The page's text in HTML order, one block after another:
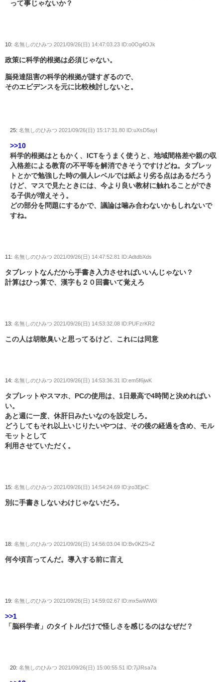
って事じゃないか？
10: 名無しのひみつ 2021/09/26(日) 14:47:03.23 ID:o0Og4OJk
政策に科学的根拠は必須じゃない。
脳発達阻害の科学的根拠が謎すぎるので、
そのエビデンスを元に比較検討しないと。
25: 名無しのひみつ 2021/09/26(日) 15:17:31.80 ID:uXsD5ayI
>>10
科学的根拠はともかく、ICTをうまく使うと、地域間格差や親の収
入格差による教育の不平等を解消できそうですけどね。タブレッ
トとかで勉強した時の個人レベルでは紙より劣る点はあるだろう
けど、マスで見たときには、今より良い教材に触れることができ
る子供が増えそう。
どの部分を問題にするかで、議論は噛み合わないかもしれないで
すね。
11: 名無しのひみつ 2021/09/26(日) 14:47:52.81 ID:AdtdbXds
タブレットなんだから手書き入力させればいいんじゃない？
計算はひっ算で、漢字も２０回書いて覚えろ
13: 名無しのひみつ 2021/09/26(日) 14:53:32.08 ID:PUFzrKR2
この人は胡散臭いと思ってるけど、これには同意
14: 名無しのひみつ 2021/09/26(日) 14:53:36.31 ID:em5f6jwK
タブレットやスマホ、PCの使用は、1日最高で4時間と決めればい
い。
あと週に一度、休肝日みたいなのを設定しろ。
どうしてもそれ以上いじりたいやつは、その後の経過を含め、モル
モットとして
利用させていただく。
15: 名無しのひみつ 2021/09/26(日) 14:54:24.69 ID:jro3EjeC
別に手書きしないわけじゃないだろ。
18: 名無しのひみつ 2021/09/26(日) 14:56:03.04 ID:Bv0KZS+Z
何今頃言ってんだ。導入する前に言え
19: 名無しのひみつ 2021/09/26(日) 14:59:02.67 ID:mx5wWW0i
>>1
「脳科学者」のタイトルだけで怪しさを感じるのはなぜだ？
20: 名無しのひみつ 2021/09/26(日) 15:00:55.51 ID:7jJRsa7a